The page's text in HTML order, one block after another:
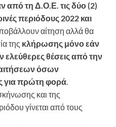
από τη Δ.Ο.Ε. τις δύο (2)
περιόδους 2022 και
αίτηση αλλά θα
της κλήρωσης μόνο εάν
ελεύθερες θέσεις από την
όσων
για πρώτη φορά.
και της
γίνεται από τους